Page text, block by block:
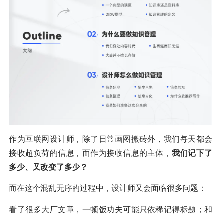
作为互联网设计师，除了日常画图搬砖外，我们每天都会
接收超负荷的信息，而作为接收信息的主体， 我们记下了
多少、又改变了多少？
而在这个混乱无序的过程中，设计师又会面临很多问题：
看了很多大厂文章，一顿饭功夫可能只依稀记得标题；和